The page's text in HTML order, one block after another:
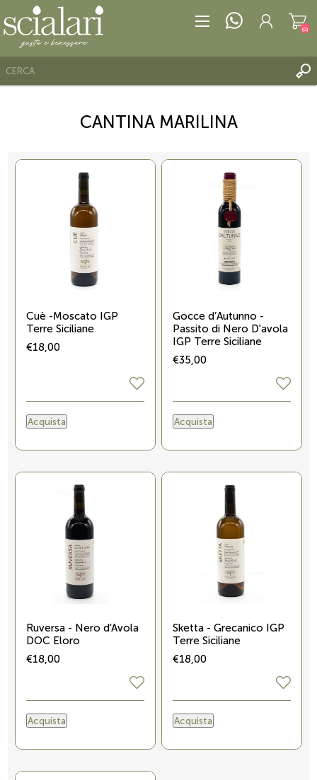
(0)
CANTINA MARILINA
Cuè -Moscato IGP
Terre Siciliane
€18,00
Acquista
Gocce d’Autunno -
Passito di Nero D'avola
IGP Terre Siciliane
€35,00
Acquista
Ruversa - Nero d'Avola
DOC Eloro
€18,00
Acquista
Sketta - Grecanico IGP
Terre Siciliane
€18,00
Acquista